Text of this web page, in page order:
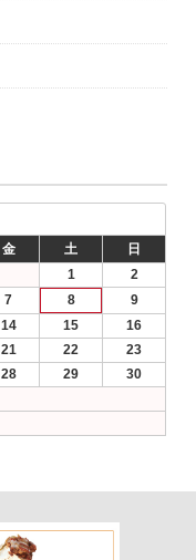
金 土 日
1
2
7 8
9
14 15
16
21 22
23
28 29
30